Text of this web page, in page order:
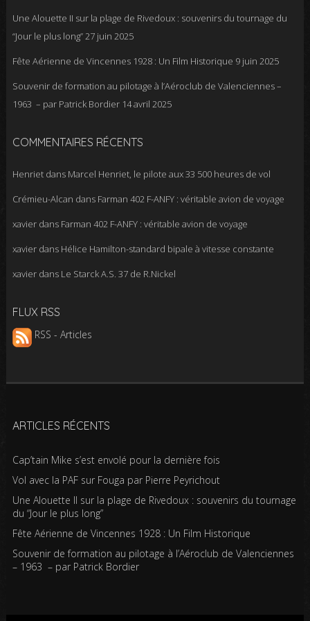
Une Alouette II sur la plage de Rivedoux : souvenirs du tournage du
“Jour le plus long”27 juin 2025
Fête Aérienne de Vincennes 1928 : Un Film Historique 9 juin 2025
Souvenir de formation au pilotage à l’Aéroclub de Valenciennes –
1963 – par Patrick Bordier 14 avril 2025
COMMENTAIRES RÉCENTS
Henrietdans Marcel Henriet, le pilote aux 33 500 heures de vol
Crémieu-Alcan dans Farman 402 F-ANFY : véritable avion de voyage
xavierdans Farman 402 F-ANFY : véritable avion de voyage
xavierdans Hélice Hamilton-standard bipale à vitesse constante
xavierdans Le Starck A.S. 37 de R.Nickel
FLUX RSS
RSS - Articles
ARTICLES RÉCENTS
Cap’tain Mike s’est envolé pour la dernière fois
Vol avec la PAF sur Fouga par Pierre Peyrichout
Une Alouette II sur la plage de Rivedoux : souvenirs du tournage
du “Jour le plus long”
Fête Aérienne de Vincennes 1928 : Un Film Historique
Souvenir de formation au pilotage à l’Aéroclub de Valenciennes
– 1963 – par Patrick Bordier